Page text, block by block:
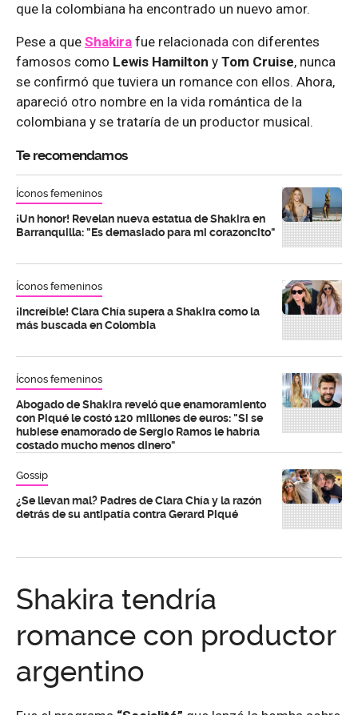
que la colombiana ha encontrado un nuevo amor.
Pese a que Shakira fue relacionada con diferentes
famosos como Lewis Hamilton y Tom Cruise, nunca
se confirmó que tuviera un romance con ellos. Ahora,
apareció otro nombre en la vida romántica de la
colombiana y se trataría de un productor musical.
Te recomendamos
Íconos femeninos
¡Un honor! Revelan nueva estatua de Shakira en
Barranquilla: "Es demasiado para mi corazoncito"
Íconos femeninos
¡Increíble! Clara Chía supera a Shakira como la
más buscada en Colombia
Íconos femeninos
Abogado de Shakira reveló que enamoramiento
con Piqué le costó 120 millones de euros: "Si se
hubiese enamorado de Sergio Ramos le habría
costado mucho menos dinero"
Gossip
¿Se llevan mal? Padres de Clara Chía y la razón
detrás de su antipatía contra Gerard Piqué
Shakira tendría
romance con productor
argentino